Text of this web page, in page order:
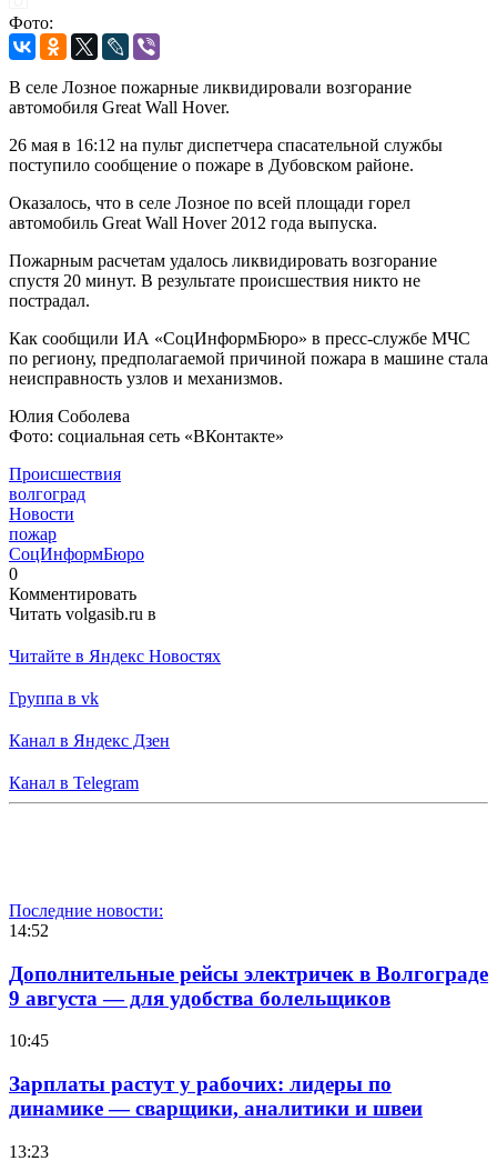
Фото:
В селе Лозное пожарные ликвидировали возгорание
автомобиля Great Wall Hover.
26 мая в 16:12 на пульт диспетчера спасательной службы
поступило сообщение о пожаре в Дубовском районе.
Оказалось, что в селе Лозное по всей площади горел
автомобиль Great Wall Hover 2012 года выпуска.
Пожарным расчетам удалось ликвидировать возгорание
спустя 20 минут. В результате происшествия никто не
пострадал.
Как сообщили ИА «СоцИнформБюро» в пресс-службе МЧС
по региону, предполагаемой причиной пожара в машине стала
неисправность узлов и механизмов.
Юлия Соболева
Фото: социальная сеть «ВКонтакте»
Происшествия
волгоград
Новости
пожар
СоцИнформБюро
0
Комментировать
Читать volgasib.ru в
Читайте в Яндекс Новостях
Группа в vk
Канал в Яндекс Дзен
Канал в Telegram
Последние новости:
14:52
Дополнительные рейсы электричек в Волгограде
9 августа — для удобства болельщиков
10:45
Зарплаты растут у рабочих: лидеры по
динамике — сварщики, аналитики и швеи
13:23